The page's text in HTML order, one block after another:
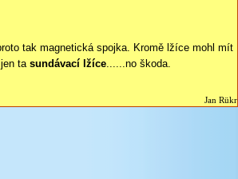
tak magnetická spojka. Kromě lžíce mohl mít
tasundávací lžíce......no škoda.
Jan Rükr